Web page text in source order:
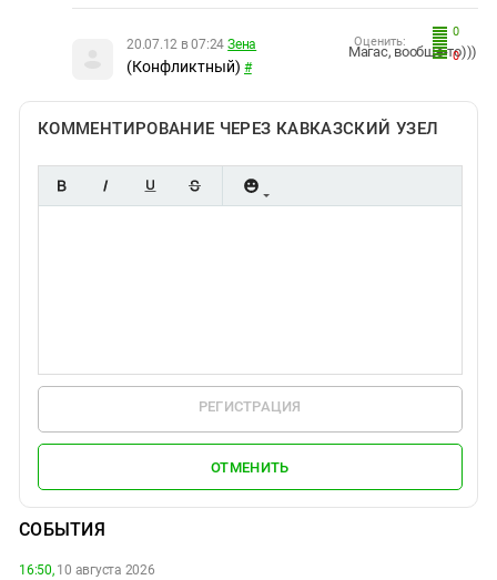
0
0
Оценить:
20.07.12 в 07:24 Зена
(Конфликтный) #
Магас, вообще-то)))
КОММЕНТИРОВАНИЕ ЧЕРЕЗ КАВКАЗСКИЙ УЗЕЛ
РЕГИСТРАЦИЯ
ОТМЕНИТЬ
СОБЫТИЯ
16:50,10 августа 2026